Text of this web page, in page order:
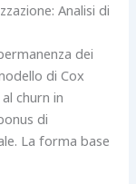
Analisi di
dei
di Cox
churn in
di
La forma base